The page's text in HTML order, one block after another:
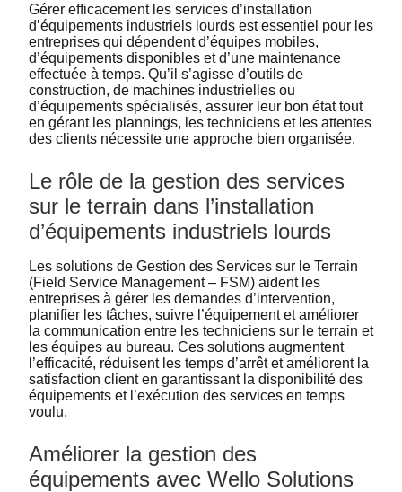
Gérer efficacement les services d’installation
d’équipements industriels lourds est essentiel pour les
entreprises qui dépendent d’équipes mobiles,
d’équipements disponibles et d’une maintenance
effectuée à temps. Qu’il s’agisse d’outils de
construction, de machines industrielles ou
d’équipements spécialisés, assurer leur bon état tout
en gérant les plannings, les techniciens et les attentes
des clients nécessite une approche bien organisée.
Le rôle de la gestion des services
sur le terrain dans l’installation
d’équipements industriels lourds
Les solutions de Gestion des Services sur le Terrain
(Field Service Management – FSM) aident les
entreprises à gérer les demandes d’intervention,
planifier les tâches, suivre l’équipement et améliorer
la communication entre les techniciens sur le terrain et
les équipes au bureau. Ces solutions augmentent
l’efficacité, réduisent les temps d’arrêt et améliorent la
satisfaction client en garantissant la disponibilité des
équipements et l’exécution des services en temps
voulu.
Améliorer la gestion des
équipements avec Wello Solutions